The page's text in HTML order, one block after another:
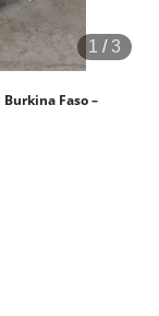
1 /3
Faso –